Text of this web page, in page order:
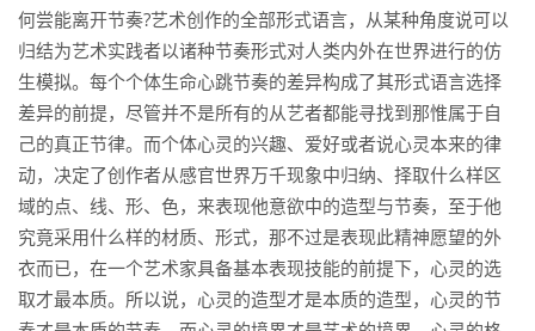
何尝能离开节奏?艺术创作的全部形式语言，从某种角度说可以
归结为艺术实践者以诸种节奏形式对人类内外在世界进行的仿
生模拟。每个个体生命心跳节奏的差异构成了其形式语言选择
差异的前提，尽管并不是所有的从艺者都能寻找到那惟属于自
己的真正节律。而个体心灵的兴趣、爱好或者说心灵本来的律
动，决定了创作者从感官世界万千现象中归纳、择取什么样区
域的点、线、形、色，来表现他意欲中的造型与节奏，至于他
究竟采用什么样的材质、形式，那不过是表现此精神愿望的外
衣而已，在一个艺术家具备基本表现技能的前提下，心灵的选
取才最本质。所以说，心灵的造型才是本质的造型，心灵的节